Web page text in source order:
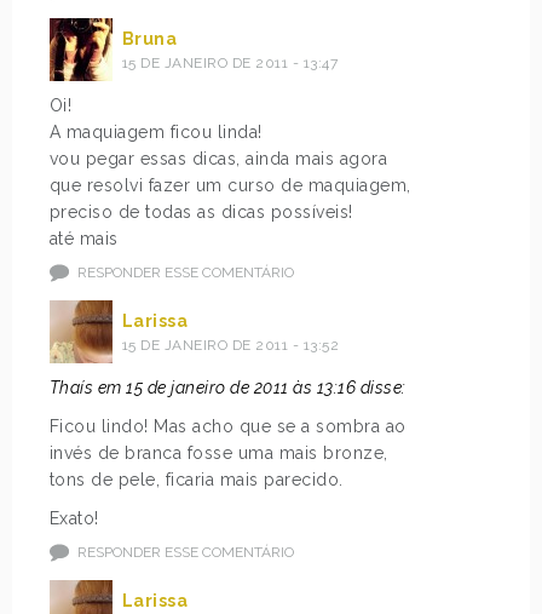
Bruna
15 DE JANEIRO DE 2011 - 13:47
Oi!
A maquiagem ficou linda!
vou pegar essas dicas, ainda mais agora
que resolvi fazer um curso de maquiagem,
preciso de todas as dicas possíveis!
até mais
RESPONDER ESSE COMENTÁRIO
Larissa
15 DE JANEIRO DE 2011 - 13:52
Thaís em 15 de janeiro de 2011 às 13:16 disse:
Ficou lindo! Mas acho que se a sombra ao
invés de branca fosse uma mais bronze,
tons de pele, ficaria mais parecido.
Exato!
RESPONDER ESSE COMENTÁRIO
Larissa